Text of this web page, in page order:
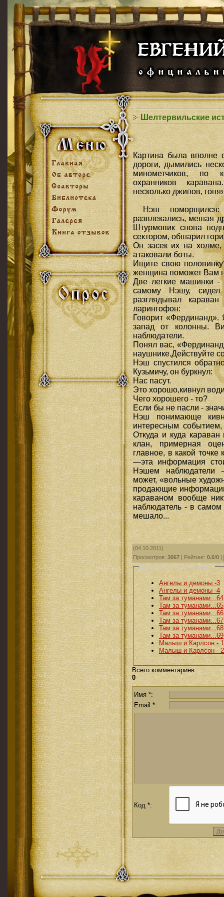
Шелтервильские
Картина была вполне
дороги, дымились
минометчиков, по
охранников
несколько джипов,
Нэш поморщился:
развлекались, мешая
Штурмовик снова
сектором, обшарил
Он засек их на холме,
атаковали боты.
Ищите свою
женщина поможет Вам
Две легкие машинки -
самому Нэшу,
разглядывал
ларингофон:
Говорит «Фердинанд».
запад от колонны.
наблюдатели.
Понял вас,
наушнике.Действуйте
Нэш спустился
Кузьмичу, он буркнул:
Нас пасут.
Это хорошо,кивнул
Чего хорошего - то?
Если бы не пасли -
Нэш понимающе
интересным
Откуда и куда
клан, примерная
главное, в какой
—эта информация
Нэшем наблюдатели
может, «вольные
продающие
караваном вообще
наблюдатель - в
мешало...
(04.10.2011)
Просмотров: 3067 Рейтинг: 0.0/0
Другие статьи по теме:
Ангелы и демоны -3
Ангелы и демоны -4
Там за туманами...64
Там за туманами...65
Там за туманами...66
Там за туманами...67
Там за туманами...68
Там за туманами...69
Малыш и Карлсон - 1
Малыш и Карлсон - 2
Всего комментариев:
0
Имя *:
Email *:
Код *: